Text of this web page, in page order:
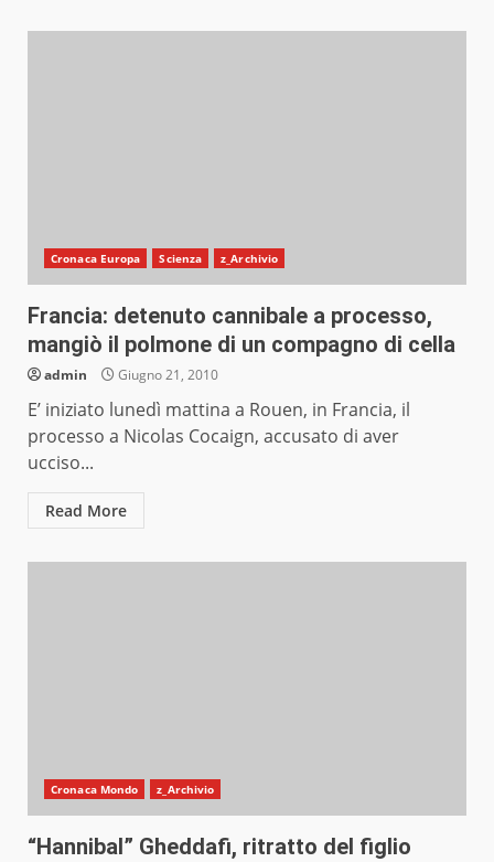
Cronaca Europa Scienza z_Archivio
Francia: detenuto cannibale a processo,
mangiò il polmone di un compagno di cella
admin Giugno 21, 2010
E’ iniziato lunedì mattina a Rouen, in Francia, il
processo a Nicolas Cocaign, accusato di aver
ucciso...
Read More
Cronaca Mondo z_Archivio
“Hannibal” Gheddafi, ritratto del figlio